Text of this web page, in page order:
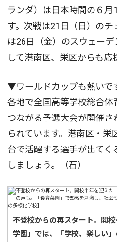
ランダ）は日本時間の６月
す。次戦は21日（日）の
は26日（金）のスウェー
して港南区、栄区からも応
▼ワールドカップも熱いで
各地で全国高等学校総合体
つながる予選大会が開催
られています。港南区・栄
台で活躍する選手が出てく
しましょう。（石）
不登校からの再スタート。開
学園」では、「学校、楽しい